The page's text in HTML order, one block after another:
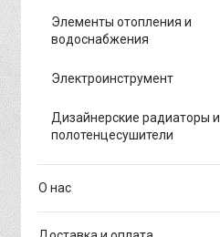
Элементы отопления и
водоснабжения
Электроинструмент
Дизайнерские радиаторы и
полотенцесушители
О нас